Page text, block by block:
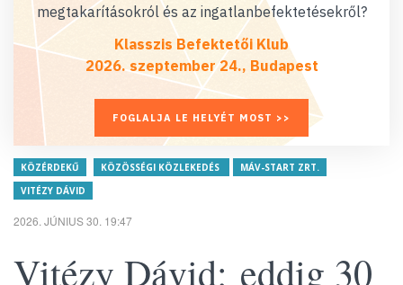
megtakarításokról és az ingatlanbefektetésekről?
Klasszis Befektetői Klub
2026. szeptember 24., Budapest
FOGLALJA LE HELYÉT MOST >>
KÖZÉRDEKŰ KÖZÖSSÉGI KÖZLEKEDÉS
MÁV-START ZRT.
VITÉZY DÁVID
2026. JÚNIUS 30. 19:47
Vitézy Dávid: eddig 30